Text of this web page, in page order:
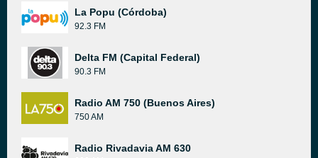
La Popu (Córdoba)
92.3 FM
Delta FM (Capital Federal)
90.3 FM
Radio AM 750 (Buenos Aires)
750 AM
Radio Rivadavia AM 630